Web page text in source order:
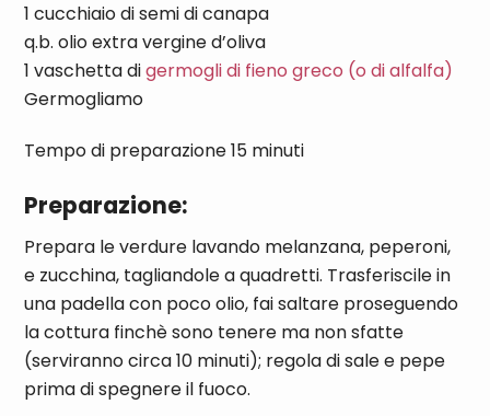
1 cucchiaio di semi di canapa
q.b. olio extra vergine d’oliva
1 vaschetta digermogli di fieno greco (o di alfalfa)
Germogliamo
Tempo di preparazione 15 minuti
Preparazione:
Prepara le verdure lavando melanzana, peperoni,
e zucchina, tagliandole a quadretti. Trasferiscile in
una padella con poco olio, fai saltare proseguendo
la cottura finchè sono tenere ma non sfatte
(serviranno circa 10 minuti); regola di sale e pepe
prima di spegnere il fuoco.